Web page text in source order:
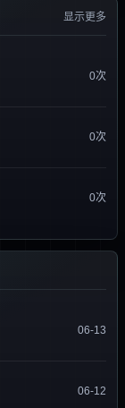
显示更多
0次
0次
0次
06-13
06-12